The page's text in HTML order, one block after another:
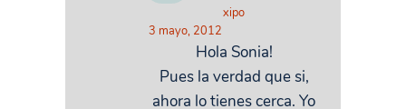
xipo
3 mayo, 2012
Hola Sonia!
Pues la verdad que si,
ahora lo tienes cerca. Yo